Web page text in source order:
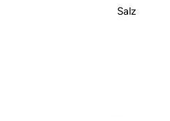
Salz